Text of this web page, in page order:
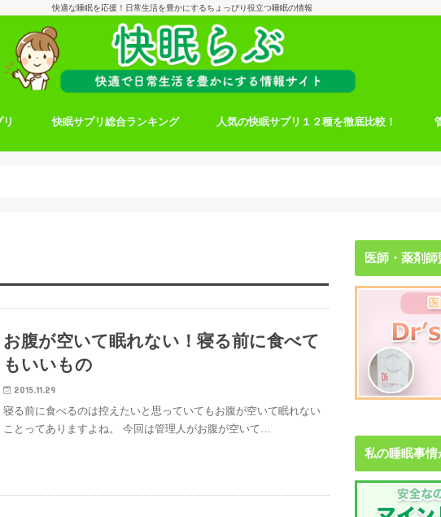
快適な睡眠を応援！日常生活を豊かにするちょっぴり役立つ睡眠の情報
快眠サプリ総合ランキング 人気の快眠サプリ１２種を徹底比較！
お腹が空いて眠れない！寝る前に食べて
もいいもの
2015.11.29
寝る前に食べるのは控えたいと思っていてもお腹が空いて眠れない
ことってありますよね。 今回は管理人がお腹が空いて…
医師・薬剤師
私の睡眠事情